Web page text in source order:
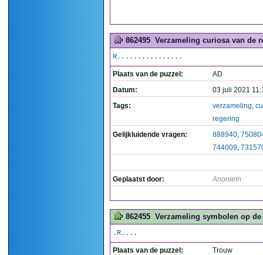
862495 Verzameling curiosa van de
R................
Plaats van de puzzel:
AD
Datum:
03 juli 2021
Tags:
verzameling,
regering
Gelijkluidende vragen:
888940,
744009,
Geplaatst door: Anoniem
862455 Verzameling symbolen op
.R....
Plaats van de puzzel:
Trouw